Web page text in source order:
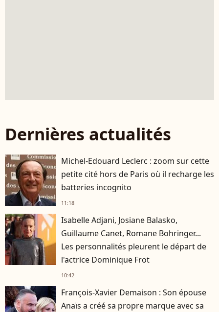
Dernières actualités
Michel-Edouard Leclerc : zoom sur cette
petite cité hors de Paris où il recharge les
batteries incognito
11:18
Isabelle Adjani, Josiane Balasko,
Guillaume Canet, Romane Bohringer...
Les personnalités pleurent le départ de
l'actrice Dominique Frot
10:42
François-Xavier Demaison : Son épouse
Anaïs a créé sa propre marque avec sa